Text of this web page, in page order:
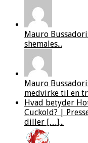
Mauro
shemales...
Mauro
medvirke til en
Hvad betyder
Cuckold? |
diller […]...